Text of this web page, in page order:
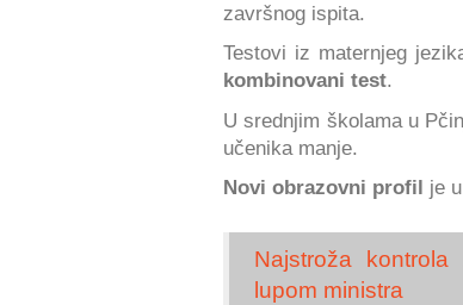
završnog ispita.
Testovi iz maternjeg
kombinovani test.
U srednjim školama u
učenika manje.
Novi obrazovni profil
je
Najstroža
lupom ministra